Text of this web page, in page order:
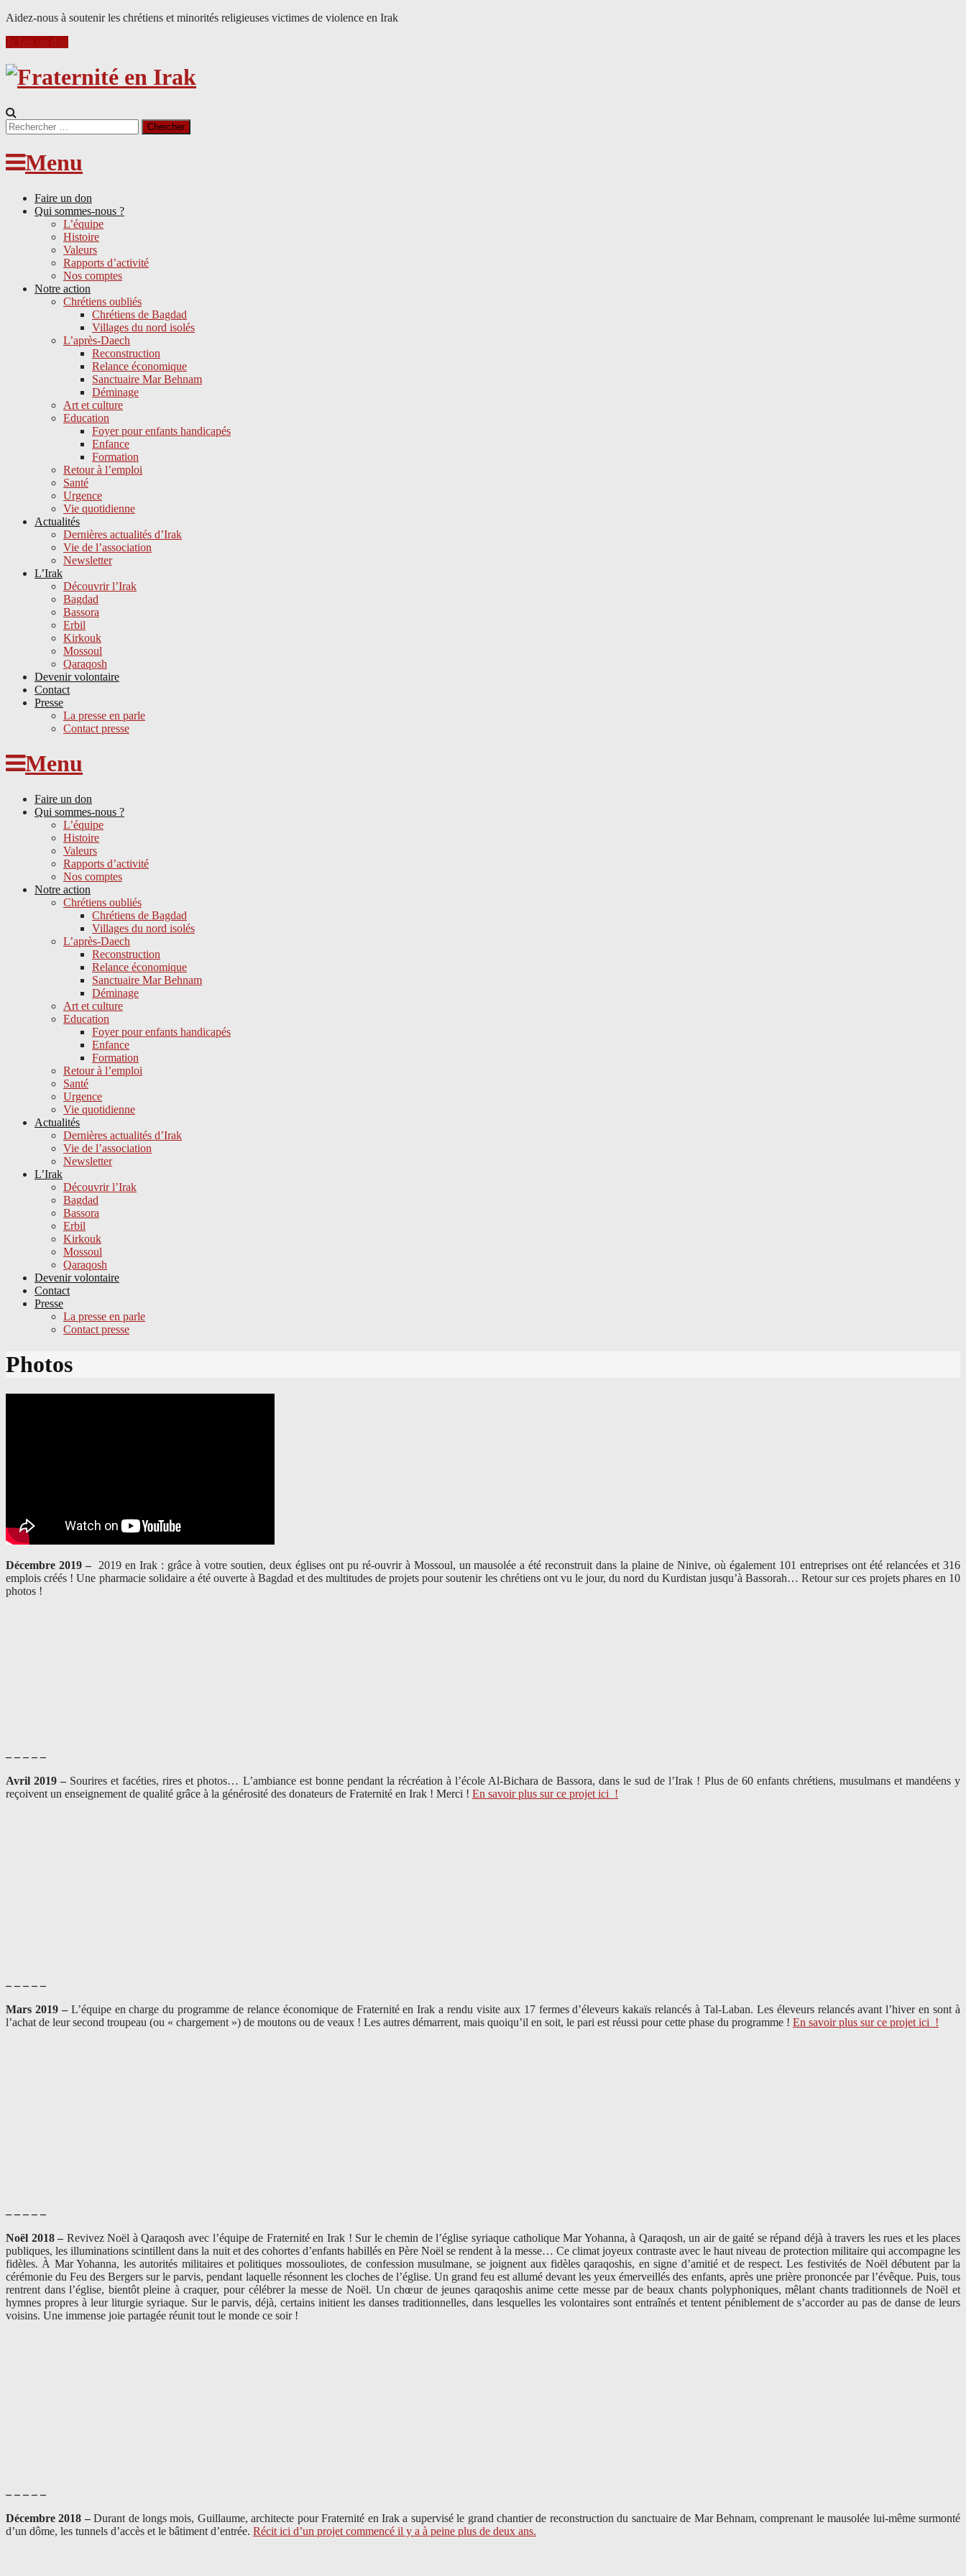
Aidez-nous à soutenir les chrétiens et minorités religieuses victimes de violence en Irak
Je fais un don
Search
for:
Menu
Faire un don
Qui sommes-nous ?
L’équipe
Histoire
Valeurs
Rapports d’activité
Nos comptes
Notre action
Chrétiens oubliés
Chrétiens de Bagdad
Villages du nord isolés
L’après-Daech
Reconstruction
Relance économique
Sanctuaire Mar Behnam
Déminage
Art et culture
Education
Foyer pour enfants handicapés
Enfance
Formation
Retour à l’emploi
Santé
Urgence
Vie quotidienne
Actualités
Dernières actualités d’Irak
Vie de l’association
Newsletter
L’Irak
Découvrir l’Irak
Bagdad
Bassora
Erbil
Kirkouk
Mossoul
Qaraqosh
Devenir volontaire
Contact
Presse
La presse en parle
Contact presse
Skip
to
content
Menu
Faire un don
Qui sommes-nous ?
L’équipe
Histoire
Valeurs
Rapports d’activité
Nos comptes
Notre action
Chrétiens oubliés
Chrétiens de Bagdad
Villages du nord isolés
L’après-Daech
Reconstruction
Relance économique
Sanctuaire Mar Behnam
Déminage
Art et culture
Education
Foyer pour enfants handicapés
Enfance
Formation
Retour à l’emploi
Santé
Urgence
Vie quotidienne
Actualités
Dernières actualités d’Irak
Vie de l’association
Newsletter
L’Irak
Découvrir l’Irak
Bagdad
Bassora
Erbil
Kirkouk
Mossoul
Qaraqosh
Devenir volontaire
Contact
Presse
La presse en parle
Contact presse
to
Photos
Décembre 2019 – 2019 en Irak : grâce à votre soutien, deux églises ont pu ré-ouvrir à Mossoul, un mausolée a été reconstruit dans la plaine de Ninive, où également 101 entreprises ont été relancées et 316
emplois créés ! Une pharmacie solidaire a été ouverte à Bagdad et des multitudes de projets pour soutenir les chrétiens ont vu le jour, du nord du Kurdistan jusqu’à Bassorah… Retour sur ces projets phares en 10
photos !
– – – – –
Avril 2019 – Sourires et facéties, rires et photos… L’ambiance est bonne pendant la récréation à l’école Al-Bichara de Bassora, dans le sud de l’Irak ! Plus de 60 enfants chrétiens, musulmans et mandéens y
reçoivent un enseignement de qualité grâce à la générosité des donateurs de Fraternité en Irak ! Merci ! En savoir plus sur ce projet ici !
– – – – –
Mars 2019 – L’équipe en charge du programme de relance économique de Fraternité en Irak a rendu visite aux 17 fermes d’éleveurs kakaïs relancés à Tal-Laban. Les éleveurs relancés avant l’hiver en sont à
l’achat de leur second troupeau (ou « chargement ») de moutons ou de veaux ! Les autres démarrent, mais quoiqu’il en soit, le pari est réussi pour cette phase du programme ! En savoir plus sur ce projet ici !
– – – – –
Noël 2018 – Revivez Noël à Qaraqosh avec l’équipe de Fraternité en Irak ! Sur le chemin de l’église syriaque catholique Mar Yohanna, à Qaraqosh, un air de gaité se répand déjà à travers les rues et les places
publiques, les illuminations scintillent dans la nuit et des cohortes d’enfants habillés en Père Noël se rendent à la messe… Ce climat joyeux contraste avec le haut niveau de protection militaire qui accompagne les
fidèles. À Mar Yohanna, les autorités militaires et politiques mossouliotes, de confession musulmane, se joignent aux fidèles qaraqoshis, en signe d’amitié et de respect. Les festivités de Noël débutent par la
cérémonie du Feu des Bergers sur le parvis, pendant laquelle résonnent les cloches de l’église. Un grand feu est allumé devant les yeux émerveillés des enfants, après une prière prononcée par l’évêque. Puis, tous
rentrent dans l’église, bientôt pleine à craquer, pour célébrer la messe de Noël. Un chœur de jeunes qaraqoshis anime cette messe par de beaux chants polyphoniques, mêlant chants traditionnels de Noël et
hymnes propres à leur liturgie syriaque. Sur le parvis, déjà, certains initient les danses traditionnelles, dans lesquelles les volontaires sont entraînés et tentent péniblement de s’accorder au pas de danse de leurs
voisins. Une immense joie partagée réunit tout le monde ce soir !
– – – – –
Décembre 2018 –Durant de longs mois, Guillaume, architecte pour Fraternité en Irak a supervisé le grand chantier de reconstruction du sanctuaire de Mar Behnam, comprenant le mausolée lui-même surmonté
d’un dôme, les tunnels d’accès et le bâtiment d’entrée. Récit ici d’un projet commencé il y a à peine plus de deux ans.